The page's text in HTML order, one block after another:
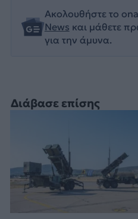
Διάβασε επίσης
Ακολουθήστε το
News και μάθετε
για την άμυνα.